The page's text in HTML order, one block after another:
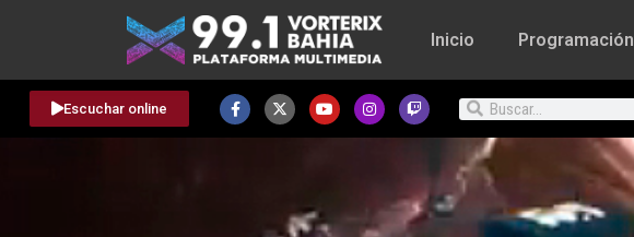
Inicio Programación
Escuchar online